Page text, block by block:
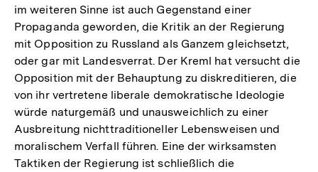
im weiteren Sinne ist auch Gegenstand einer
Propaganda geworden, die Kritik an der Regierung
mit Opposition zu Russland als Ganzem gleichsetzt,
oder gar mit Landesverrat. Der Kreml hat versucht die
Opposition mit der Behauptung zu diskreditieren, die
von ihr vertretene liberale demokratische Ideologie
würde naturgemäß und unausweichlich zu einer
Ausbreitung nichttraditioneller Lebensweisen und
moralischem Verfall führen. Eine der wirksamsten
Taktiken der Regierung ist schließlich die